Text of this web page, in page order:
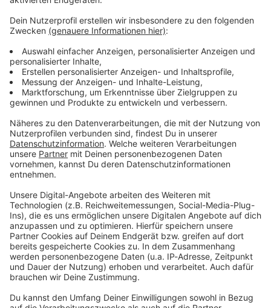
Altersverifikation
Teilnahme berechtigt bist.
Tag Monat Jahr
Ich möchte den kostenlosen ROCK ANTENNE in
NRW Newsletter, auf Basis meiner Anmeldedaten
personalisiertund max. 2x wöchentlich per Mail
erhalten und bin mit der Auswertung meiner
Newsletter-Nutzung per Zähl-Pixel einverstanden.
unten in der E-Mail abbestellen. Weitere
Informationen in derDatenschutzerklärung.
Mit dem Absenden des Formulars stimmst du den
Teilnahmebedingungenzu und nimmst unsere
Datenschutzerklärungzur Kenntnis.
Weiter